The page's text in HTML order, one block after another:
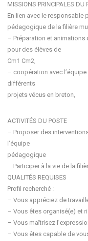
MISSIONS PRINCIPALES DU
En lien avec le responsable
pédagogique de la filière
– Préparation et animations
pour des élèves de
Cm1 Cm2,
– coopération avec
différents
projets vécus en breton,
ACTIVITÉS DU POSTE
– Proposer des
l’équipe
pédagogique
– Participer à la vie de la
QUALITÉS REQUISES
Profil recherché :
– Vous appréciez de
– Vous êtes organisé(e) et
– Vous maîtrisez
– Vous êtes capable de